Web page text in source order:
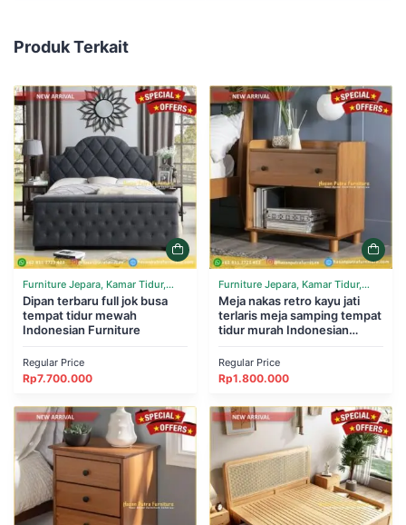
Produk Terkait
Furniture Jepara, Kamar Tidur,
Tempat Tidur
Dipan terbaru full jok busa
tempat tidur mewah
Indonesian Furniture
Regular Price
Rp7.700.000
Furniture Jepara, Kamar Tidur,
Tempat Tidur
Meja nakas retro kayu jati
terlaris meja samping tempat
tidur murah Indonesian
Regular Price
Rp1.800.000